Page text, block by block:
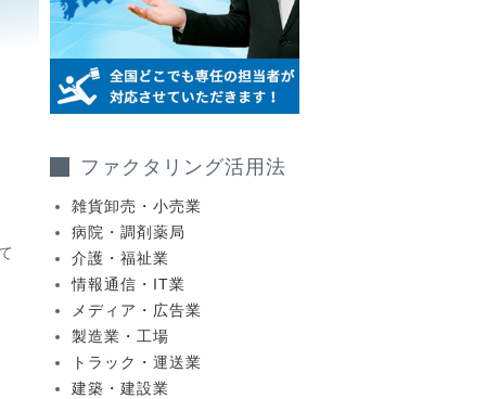
ファクタリング活用法
雑貨卸売・小売業
病院・調剤薬局
介護・福祉業
情報通信・IT業
メディア・広告業
製造業・工場
トラック・運送業
建築・建設業